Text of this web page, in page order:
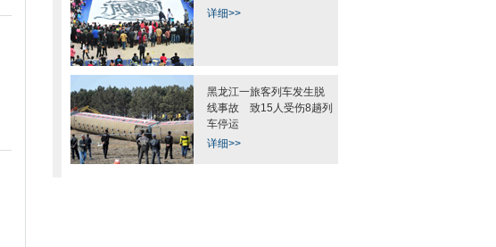
详细>>
黑龙江一旅客列车发生脱
线事故 致15人受伤8趟列
车停运
详细>>